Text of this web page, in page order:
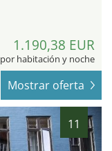
1.190,38 EUR
por habitación y noche
Mostrar oferta
11